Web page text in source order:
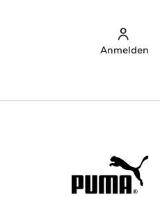
Anmelden